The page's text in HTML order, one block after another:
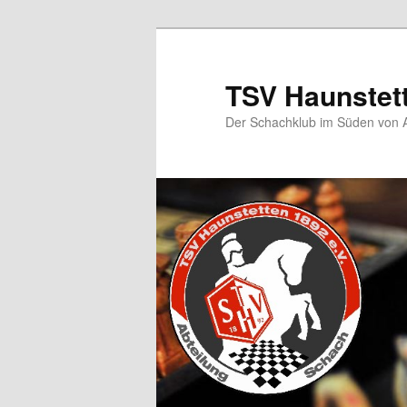
TSV
Der Schachklub im Süden von